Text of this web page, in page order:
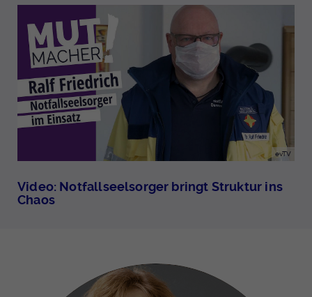
evTV
Video: Notfallseelsorger bringt Struktur ins
Chaos